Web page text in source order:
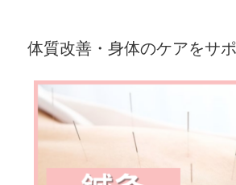
体質改善・身体のケアをサ